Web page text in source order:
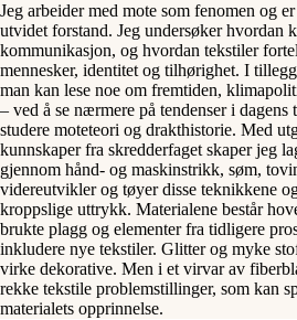
Jeg arbeider med mote som fenomen og
utvidet forstand. Jeg undersøker hvordan
kommunikasjon, og hvordan tekstiler
mennesker, identitet og tilhørighet. I
man kan lese noe om fremtiden,
– ved å se nærmere på tendenser i
studere moteteori og drakthistorie. Med
kunnskaper fra skredderfaget skaper jeg
gjennom hånd- og maskinstrikk, søm,
videreutvikler og tøyer disse teknikkene
kroppslige uttrykk. Materialene består
brukte plagg og elementer fra tidligere
inkludere nye tekstiler. Glitter og myke
virke dekorative. Men i et virvar av
rekke tekstile problemstillinger, som kan
materialets opprinnelse.